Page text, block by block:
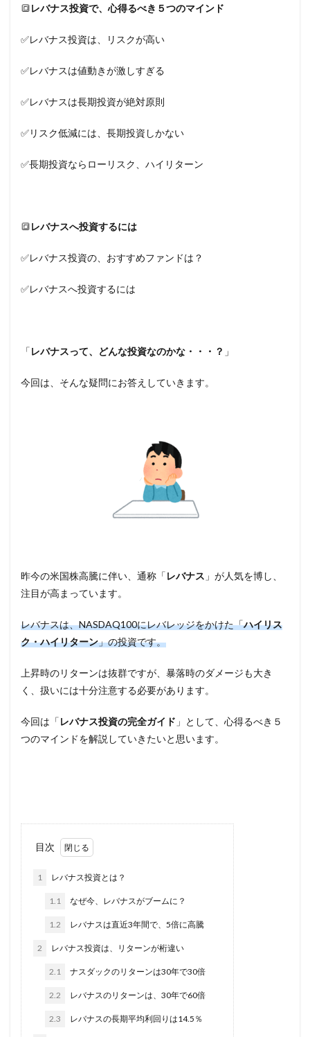
🔳レバナス投資で、 心得るべき５つのマインド
✅レバナス投資は、リスクが高い
✅レバナスは値動きが激しすぎる
✅レバナスは長期投資が絶対原則
✅リスク低減には、長期投資しかない
✅長期投資ならローリスク、ハイリターン
🔳レバナスへ投資するには
✅レバナス投資の、おすすめファンドは？
✅レバナスへ投資するには
「レバナスって、どんな投資なのかな・・・？ 」
今回は、そんな疑問にお答えしていきます。
昨今の米国株高騰に伴い、通称「レバナス 」が人気を博し、
注目が高まっています。
レバナスは、NASDAQ100にレバレッジをかけた「ハイリス
ク・ハイリターン」の投資です。
上昇時のリターンは抜群ですが、暴落時のダメージも大き
く、扱いには十分注意する必要があります。
今回は「レバナス投資の完全ガイド 」として、心得るべき５
つのマインドを解説していきたいと思います。
目次
1 レバナス投資とは？
1.1 なぜ今、レバナスがブームに？
1.2 レバナスは直近3年間で、5倍に高騰
2 レバナス投資は、リターンが桁違い
2.1 ナスダックのリターンは30年で30倍
2.2 レバナスのリターンは、30年で60倍
2.3 レバナスの長期平均利回りは14.5％